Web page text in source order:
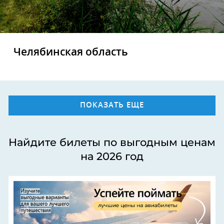
Челябинская область
ПОКАЗАТЬ ЕЩЕ
Найдите билеты по выгодным ценам
на 2026 год